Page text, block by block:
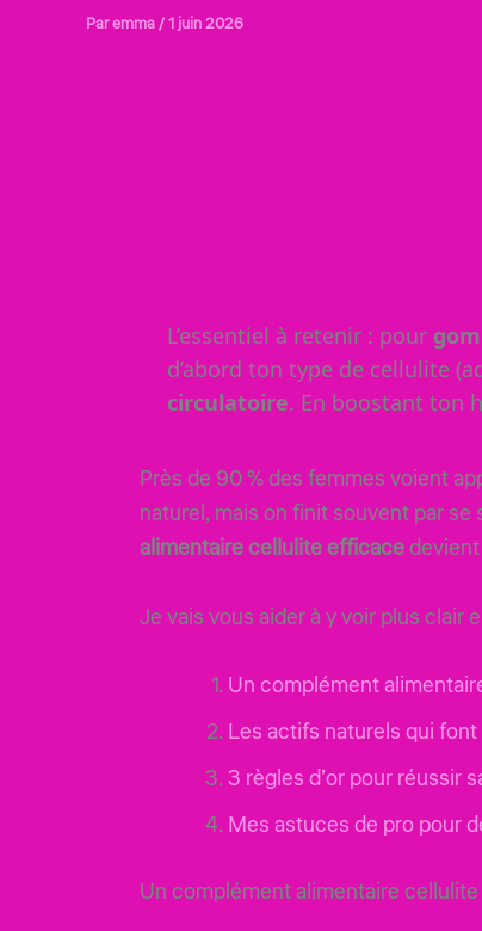
Paremma/1 juin 2026
L’essentiel à retenir : pour
d’abord ton type de cellulite
circulatoire. En boostant ton
Près de 90 % des femmes voient
naturel, mais on finit souvent par se
alimentaire cellulite efficace
Je vais vous aider à y voir plus
Un complément
Les actifs naturels qui
3 règles d’or pour réussir
Mes astuces de pro pour
Un complément alimentaire